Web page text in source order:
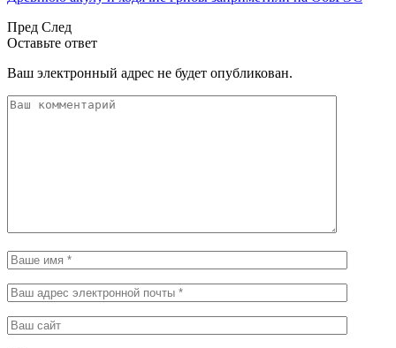
Пред След
Оставьте ответ
Ваш электронный адрес не будет опубликован.